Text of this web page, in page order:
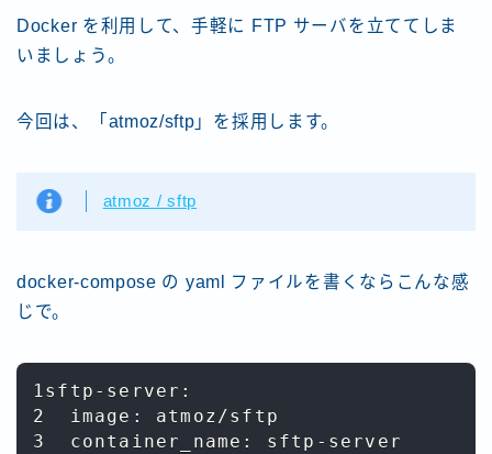
Docker を利用して、手軽に FTP サーバを立ててしま
いましょう。
今回は、「atmoz/sftp」を採用します。
atmoz / sftp
docker-compose の yaml ファイルを書くならこんな感
じで。
1sftp-server:
2  image: atmoz/sftp
3  container_name: sftp-server